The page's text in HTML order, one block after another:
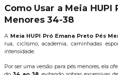
Como Usar a Meia
Menores 34-38
A Meia HUPI Pró Emana Preto Pés
rua, ciclismo, academia, caminhadas
intensidade.
Por ser uma versão para pés menores, ela